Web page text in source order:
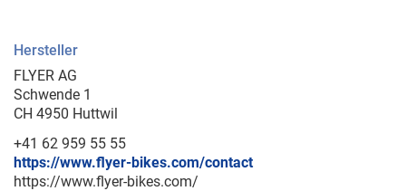
Hersteller
FLYER AG
Schwende 1
CH 4950 Huttwil
+41 62 959 55 55
https://www.flyer-bikes.com/contact
https://www.flyer-bikes.com/